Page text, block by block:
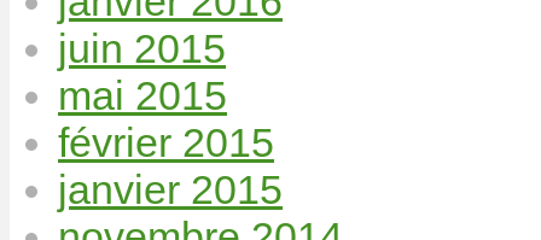
juin 2015
mai 2015
février 2015
janvier 2015